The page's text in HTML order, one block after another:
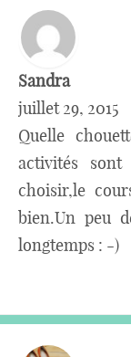
Sandra
juillet 29, 2015
Quelle
activités sont
choisir,le
bien.Un peu
longtemps : -)